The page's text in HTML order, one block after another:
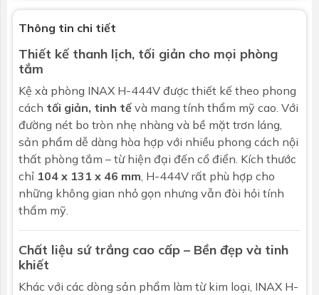
Thông tin chi tiết
Thiết kế thanh lịch, tối giản cho mọi phòng
tắm
Kệ xà phòng INAX H-444V được thiết kế theo phong
cách tối giản, tinh tế và mang tính thẩm mỹ cao. Với
đường nét bo tròn nhẹ nhàng và bề mặt trơn láng,
sản phẩm dễ dàng hòa hợp với nhiều phong cách nội
thất phòng tắm – từ hiện đại đến cổ điển. Kích thước
chỉ 104 x 131 x 46 mm , H-444V rất phù hợp cho
những không gian nhỏ gọn nhưng vẫn đòi hỏi tính
thẩm mỹ.
Chất liệu sứ trắng cao cấp – Bền đẹp và tinh
khiết
Khác với các dòng sản phẩm làm từ kim loại, INAX H-